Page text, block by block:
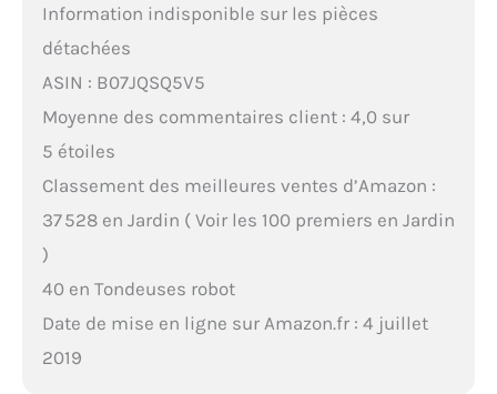
Information indisponible sur les pièces
détachées
ASIN : B07JQSQ5V5
Moyenne des commentaires client : 4,0 sur
5 étoiles
Classement des meilleures ventes d’Amazon :
37 528 en Jardin ( Voir les 100 premiers en Jardin
)
40 en Tondeuses robot
Date de mise en ligne sur Amazon.fr : 4 juillet
2019